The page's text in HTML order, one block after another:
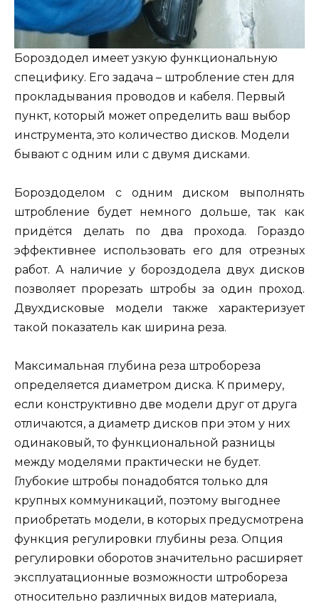
Бороздодел имеет узкую функциональную
специфику. Его задача – штробление стен для
прокладывания проводов и кабеля. Первый
пункт, который может определить ваш выбор
инструмента, это количество дисков. Модели
бывают с одним или с двумя дисками.
Бороздоделом с одним диском выполнять
штробление будет немного дольше, так как
придётся делать по два прохода. Гораздо
эффективнее использовать его для отрезных
работ. А наличие у бороздодела двух дисков
позволяет прорезать штробы за один проход.
Двухдисковые модели также характеризует
такой показатель как ширина реза.
Максимальная глубина реза штробореза
определяется диаметром диска. К примеру,
если конструктивно две модели друг от друга
отличаются, а диаметр дисков при этом у них
одинаковый, то функциональной разницы
между моделями практически не будет.
Глубокие штробы понадобятся только для
крупных коммуникаций, поэтому выгоднее
приобретать модели, в которых предусмотрена
функция регулировки глубины реза. Опция
регулировки оборотов значительно расширяет
эксплуатационные возможности штробореза
относительно различных видов материала,